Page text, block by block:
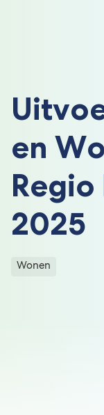
en
2025
Wonen